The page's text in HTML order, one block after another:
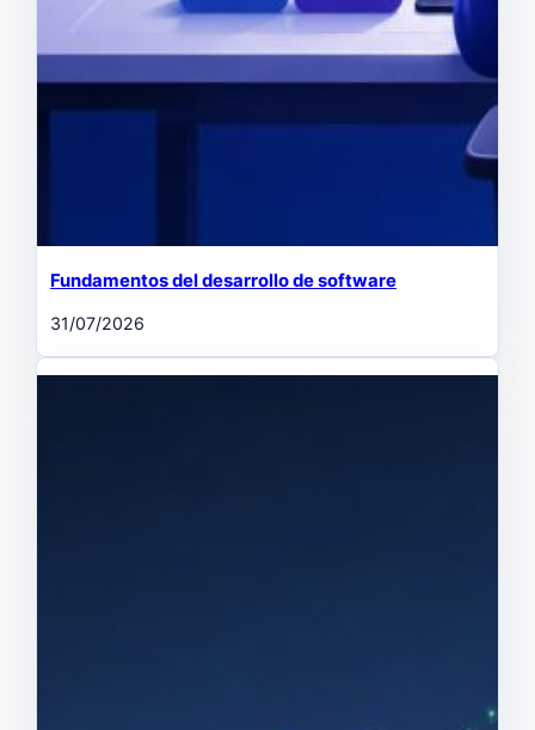
Fundamentos del desarrollo de software
31/07/2026